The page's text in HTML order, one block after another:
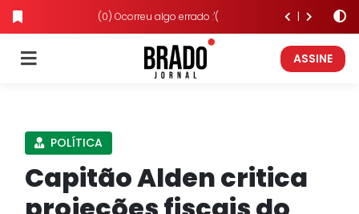
(0) Ocorreu algo errado :'(
ASSINE
POLÍTICA
Capitão Alden critica